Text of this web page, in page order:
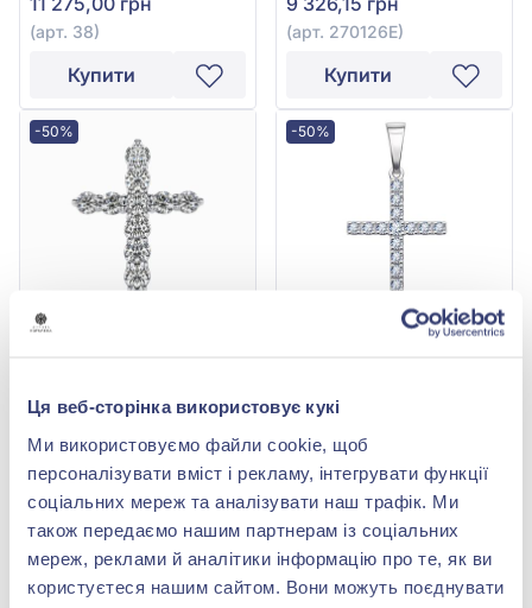
Ця веб-сторінка використовує кукі
Ми використовуємо файли cookie, щоб
персоналізувати вміст і рекламу, інтегрувати функції
соціальних мереж та аналізувати наш трафік. Ми
також передаємо нашим партнерам із соціальних
мереж, реклами й аналітики інформацію про те, як ви
користуєтеся нашим сайтом. Вони можуть поєднувати
(арт. 38)
Купити
(арт. 270126Е)
Купити
-50%
0,58ct, арт. 705-952
149 640,00 грн
74 820,00 грн
(арт. 705-952^)
-50%
арт. 705-009
191 864,00 грн
95 932,00 грн
(арт. 705-009^)
Купити
-56%